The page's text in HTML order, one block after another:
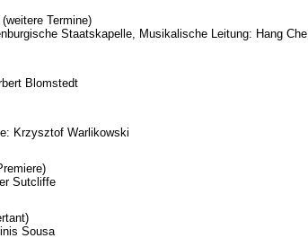
Termine)
Staatskapelle, Musikalische Leitung: Hang Che
Blomstedt
Krzysztof Warlikowski
Sutcliffe
Sousa